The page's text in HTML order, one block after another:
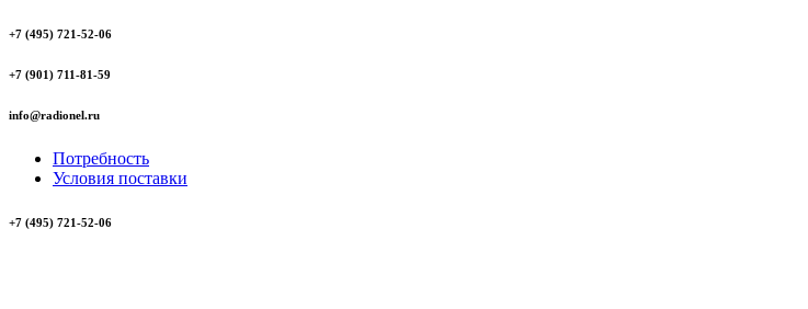
+7 (495) 721-52-06
+7 (901) 711-81-59
info@radionel.ru
Потребность
Условия поставки
+7 (495) 721-52-06